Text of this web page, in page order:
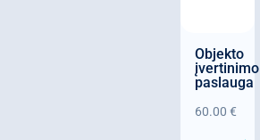
Objekto
įvertinimo
paslauga
60.00 €